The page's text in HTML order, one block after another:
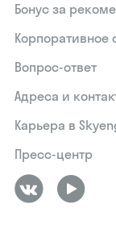
Бонус за
Корпоративное
Вопрос-ответ
Адреса и
Карьера в
Пресс-центр